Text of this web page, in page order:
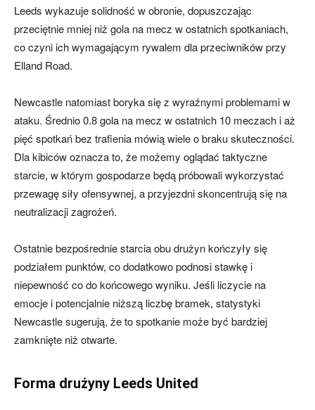
Leeds wykazuje solidność w obronie, dopuszczając
przeciętnie mniej niż gola na mecz w ostatnich spotkaniach,
co czyni ich wymagającym rywalem dla przeciwników przy
Elland Road.
Newcastle natomiast boryka się z wyraźnymi problemami w
ataku. Średnio 0.8 gola na mecz w ostatnich 10 meczach i aż
pięć spotkań bez trafienia mówią wiele o braku skuteczności.
Dla kibiców oznacza to, że możemy oglądać taktyczne
starcie, w którym gospodarze będą próbowali wykorzystać
przewagę siły ofensywnej, a przyjezdni skoncentrują się na
neutralizacji zagrożeń.
Ostatnie bezpośrednie starcia obu drużyn kończyły się
podziałem punktów, co dodatkowo podnosi stawkę i
niepewność co do końcowego wyniku. Jeśli liczycie na
emocje i potencjalnie niższą liczbę bramek, statystyki
Newcastle sugerują, że to spotkanie może być bardziej
zamknięte niż otwarte.
Forma drużyny Leeds United